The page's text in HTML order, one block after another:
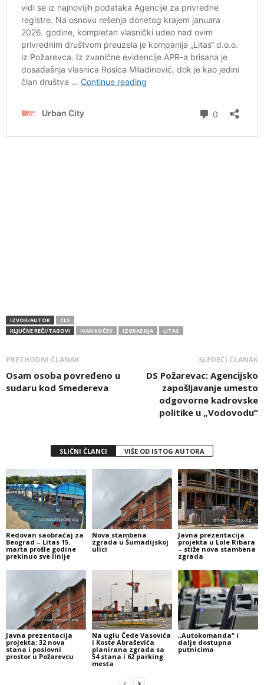
IZVOR/AUTOR
CLS
KLJUČNE REČI/TAGOVI
IVAN KOČEV IZGRADNJA LITAS
PRETHODNI ČLANAK
Osam osoba povređeno u
sudaru kod Smedereva
SLEDEĆI ČLANAK
DS Požarevac: Agencijsko
zapošljavanje umesto
odgovorne kadrovske
politike u „Vodovodu“
SLIČNI ČLANCI VIŠE OD ISTOG AUTORA
Redovan saobraćaj za
Beograd – Litas 15.
marta prošle godine
prekinuo sve linije
Nova stambena
zgrada u Šumadijskoj
ulici
Javna prezentacija
projekta u Lole Ribara
– stiže nova stambena
zgrada
Javna prezentacija
projekta: 32 nova
stana i poslovni
prostor u Požarevcu
Na uglu Čede Vasovića
i Koste Abraševića
planirana zgrada sa
54 stana i 62 parking
mesta
„Autokomanda“ i
dalje dostupna
putnicima